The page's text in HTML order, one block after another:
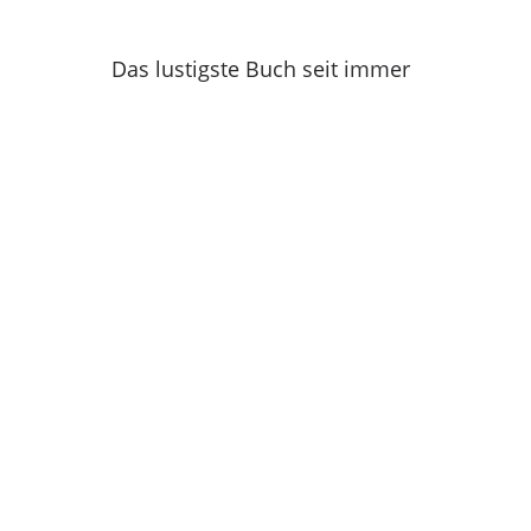
Das lustigste Buch seit immer